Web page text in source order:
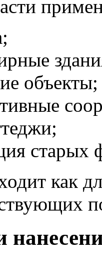
объекты;
старых
как